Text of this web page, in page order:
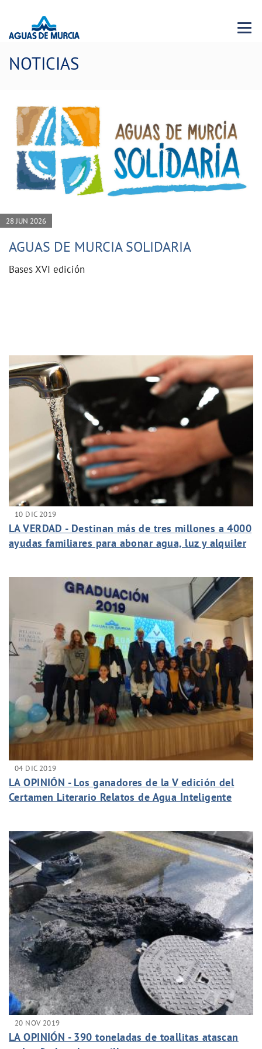
Menu
NOTICIAS
28 JUN 2026
AGUAS DE MURCIA SOLIDARIA
Bases XVI edición
10 DIC 2019
LA VERDAD - Destinan más de tres millones a 4000
ayudas familiares para abonar agua, luz y alquiler
04 DIC 2019
LA OPINIÓN - Los ganadores de la V edición del
Certamen Literario Relatos de Agua Inteligente
20 NOV 2019
LA OPINIÓN - 390 toneladas de toallitas atascan